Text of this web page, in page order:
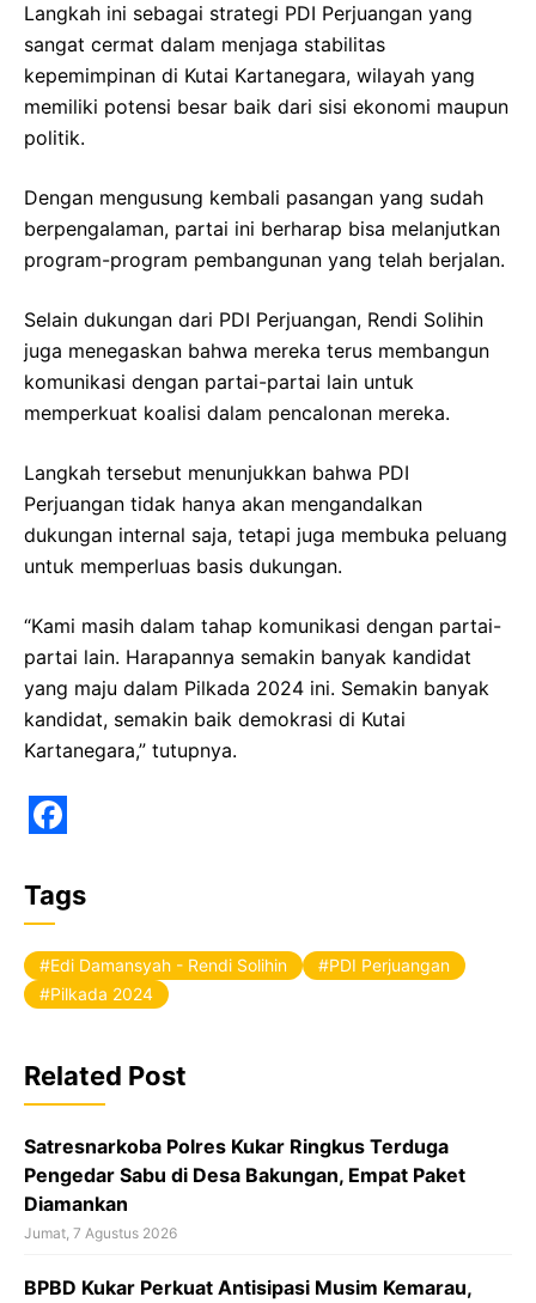
Langkah ini sebagai strategi PDI Perjuangan yang
sangat cermat dalam menjaga stabilitas
kepemimpinan di Kutai Kartanegara, wilayah yang
memiliki potensi besar baik dari sisi ekonomi maupun
politik.
Dengan mengusung kembali pasangan yang sudah
berpengalaman, partai ini berharap bisa melanjutkan
program-program pembangunan yang telah berjalan.
Selain dukungan dari PDI Perjuangan, Rendi Solihin
juga menegaskan bahwa mereka terus membangun
komunikasi dengan partai-partai lain untuk
memperkuat koalisi dalam pencalonan mereka.
Langkah tersebut menunjukkan bahwa PDI
Perjuangan tidak hanya akan mengandalkan
dukungan internal saja, tetapi juga membuka peluang
untuk memperluas basis dukungan.
“Kami masih dalam tahap komunikasi dengan partai-
partai lain. Harapannya semakin banyak kandidat
yang maju dalam Pilkada 2024 ini. Semakin banyak
kandidat, semakin baik demokrasi di Kutai
Kartanegara,” tutupnya.
a
c
e
b
o
k
Tags
Edi Damansyah - Rendi Solihin
PDI Perjuangan
Pilkada 2024
Related Post
Satresnarkoba Polres Kukar Ringkus Terduga
Pengedar Sabu di Desa Bakungan, Empat Paket
Diamankan
Jumat, 7 Agustus 2026
BPBD Kukar Perkuat Antisipasi Musim Kemarau,